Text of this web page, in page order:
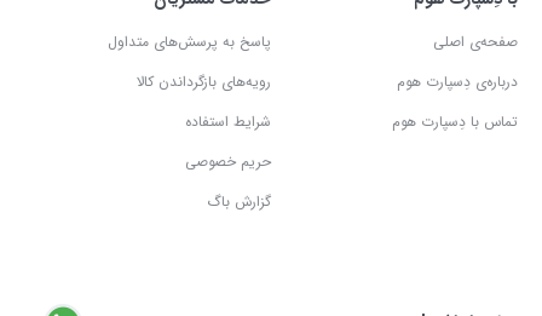
صفحه‌ی اصلی
درباره‌ی دِسپارت هوم
تماس با دِسپارت هوم
پاسخ به پرسش‌های متداول
رویه‌های بازگرداندن کالا
شرایط استفاده
حریم خصوصی
گزارش باگ